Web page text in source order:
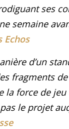
ses
semaine
Echos
d’un
fragments de
la force de jeu
le projet